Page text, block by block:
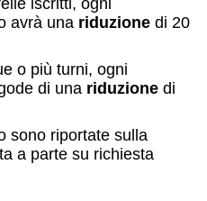
iscritti, ogni
avrà una riduzione di 20
o più turni, ogni
di una riduzione di
sono riportate sulla
a parte su richiesta